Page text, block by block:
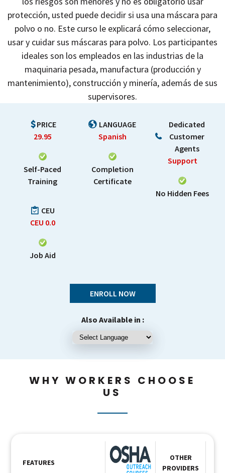
protección, usted puede decidir si usa una máscara para
polvo o no. Este curso le explicará cómo seleccionar,
usar y cuidar sus máscaras para polvo. Los participantes
ideales son los empleados en las industrias de la
maquinaria pesada, manufactura (producción y
mantenimiento), construcción y minería, además de sus
supervisores.
PRICE
29.95
Self-Paced
Training
LANGUAGE
Spanish
Completion
Certificate
Dedicated
Customer
Agents
Support
No Hidden Fees
CEU
CEU 0.0
Job Aid
ENROLL NOW
Also Available in :
WHY WORKERS CHOOSE
US
FEATURES
OTHER
PROVIDERS